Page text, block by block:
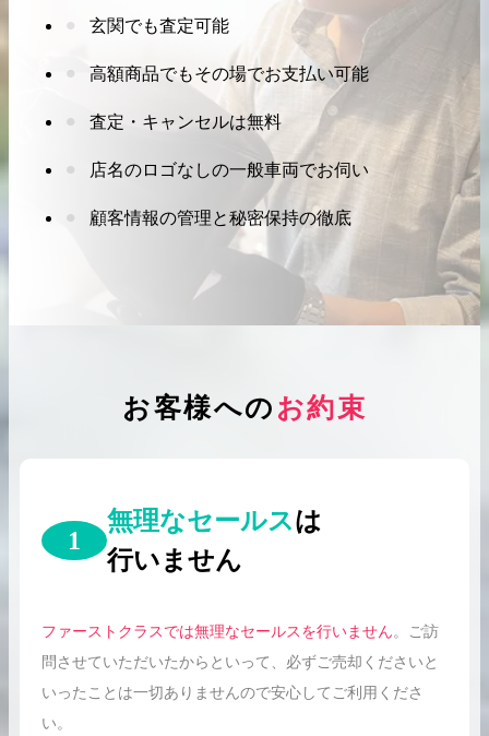
希少なリザード素材のバーキンの買取価格や
高く売るためのポイントを徹底解説
バーキン相場解説
取相場や高く売れ
コラムをさらにみる
玄関でも査定可能
高額商品でもその場でお支払い可能
査定・キャンセルは無料
店名のロゴなしの一般車両でお伺い
顧客情報の管理と秘密保持の徹底
お客様への お約束
1
無理なセールスは
行いません
ファーストクラスでは無理なセールスを行いません。ご訪
問させていただいたからといって、必ずご売却くださいと
いったことは一切ありませんので安心してご利用くださ
い。